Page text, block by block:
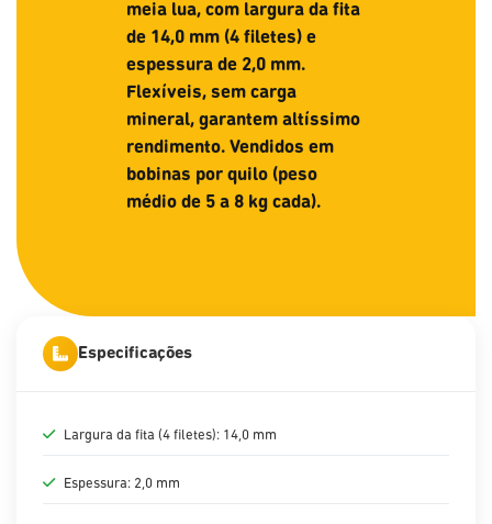
meia lua, com largura da fita
de 14,0 mm (4 filetes) e
espessura de 2,0 mm.
Flexíveis, sem carga
mineral, garantem altíssimo
rendimento. Vendidos em
bobinas por quilo (peso
médio de 5 a 8 kg cada).
Especificações
Largura da fita (4 filetes): 14,0 mm
Espessura: 2,0 mm